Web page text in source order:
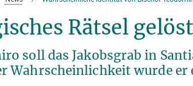
Rätsel gelöst
soll das Jakobsgrab in
Wahrscheinlichkeit wurde er